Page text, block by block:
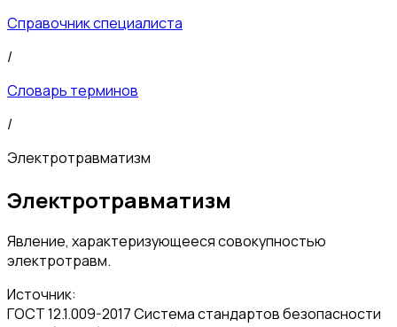
Справочник специалиста
/
Словарь терминов
/
Электротравматизм
Электротравматизм
Явление, характеризующееся совокупностью
электротравм.
Источник:
ГОСТ 12.1.009-2017 Система стандартов безопасности